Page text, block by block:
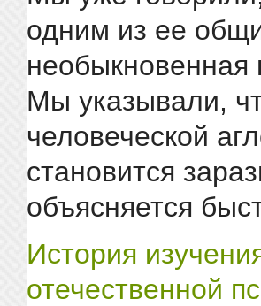
одним из ее
необыкновенная
Мы указывали,
человеческой
становится
объясняется
История
отечественной